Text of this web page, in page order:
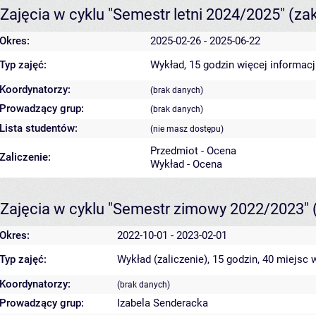
Zajęcia w cyklu "Semestr letni 2024/2025"
Okres:
2025-02-26 - 2025-06-22
Typ zajęć:
Wykład, 15 godzin więcej
Koordynatorzy:
(brak danych)
Prowadzący grup: (brak danych)
Lista studentów: (nie masz dostępu)
Zaliczenie:
Przedmiot - Ocena
Wykład - Ocena
Zajęcia w cyklu "Semestr zimowy 2022/2023"
Okres:
2022-10-01 - 2023-02-01
Typ zajęć:
Wykład (zaliczenie), 15 godzin, 40 miejsc
Koordynatorzy:
(brak danych)
Prowadzący grup:
Izabela Senderacka